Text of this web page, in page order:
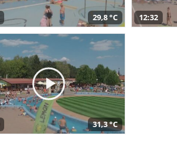
29,8 °C 12:32
31,3 °C